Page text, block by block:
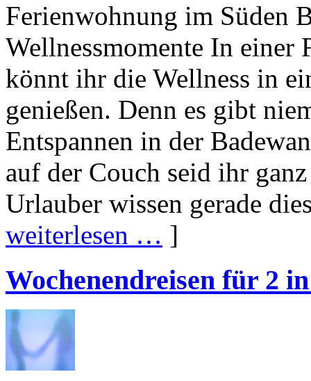
Ferienwohnung im Süden
Wellnessmomente In einer
könnt ihr die Wellness in
genießen. Denn es gibt
Entspannen in der
auf der Couch seid ihr
Urlauber wissen gerade
weiterlesen … ]
Wochenendreisen für 2